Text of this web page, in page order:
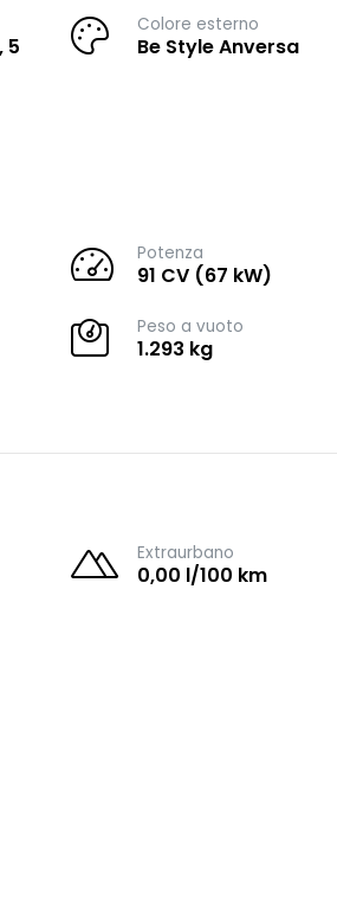
5
Colore esterno
Be Style Anversa
Potenza
91 CV (67 kW)
Peso a vuoto
1.293 kg
Extraurbano
0,00 l/100 km